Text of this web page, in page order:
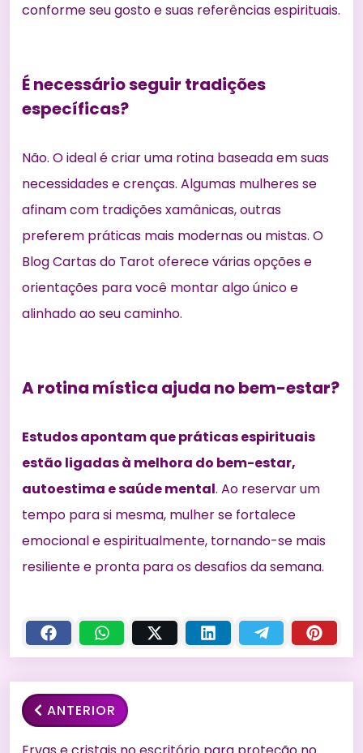
conforme seu gosto e suas referências espirituais.
É necessário seguir tradições
específicas?
Não. O ideal é criar uma rotina baseada em suas
necessidades e crenças. Algumas mulheres se
afinam com tradições xamânicas, outras
preferem práticas mais modernas ou mistas. O
Blog Cartas do Tarot oferece várias opções e
orientações para você montar algo único e
alinhado ao seu caminho.
A rotina mística ajuda no bem-estar?
Estudos apontam que práticas espirituais
estão ligadas à melhora do bem-estar,
autoestima e saúde mental. Ao reservar um
tempo para si mesma, mulher se fortalece
emocional e espiritualmente, tornando-se mais
resiliente e pronta para os desafios da semana.
ANTERIOR